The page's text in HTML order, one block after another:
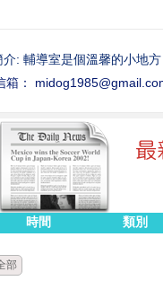
介: 輔導室是個溫馨的小地
箱：
時間 類別
部